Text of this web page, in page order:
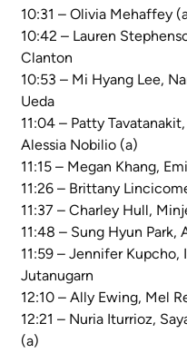
10:31 – Olivia Mehaffey
10:42 – Lauren
Clanton
10:53 – Mi Hyang Lee,
Ueda
11:04 – Patty
Alessia Nobilio (a)
11:15 – Megan Khang,
11:26 – Brittany
11:37 – Charley Hull,
11:48 – Sung Hyun Park,
11:59 – Jennifer Kupcho,
Jutanugarn
12:10 – Ally Ewing, Mel
12:21 – Nuria Iturrioz,
(a)